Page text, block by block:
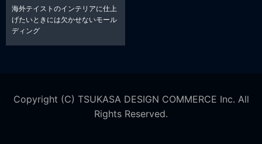
海外テイストのインテリアに仕上
げたいときには欠かせないモール
ディング
Copyright (C) TSUKASA DESIGN COMMERCE Inc. All
Rights Reserved.